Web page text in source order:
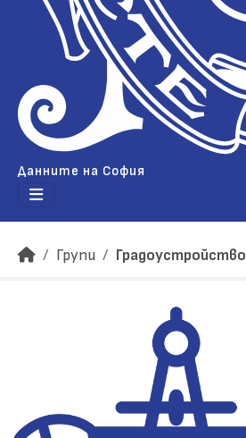
Данните на София
Групи Градоустройство